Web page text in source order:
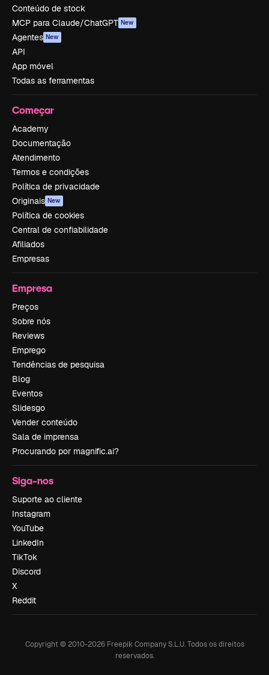
Conteúdo de stock
MCP para Claude/ChatGPT New
Agentes New
API
App móvel
Todas as ferramentas
Começar
Academy
Documentação
Atendimento
Termos e condições
Política de privacidade
Originais New
Política de cookies
Central de confiabilidade
Afiliados
Empresas
Empresa
Preços
Sobre nós
Reviews
Emprego
Tendências de pesquisa
Blog
Eventos
Slidesgo
Vender conteúdo
Sala de imprensa
Procurando por magnific.ai?
Siga-nos
Suporte ao cliente
Instagram
YouTube
LinkedIn
TikTok
Discord
X
Reddit
Copyright © 2010-2026Freepik Company S.L.U. Todos os direitos
reservados.